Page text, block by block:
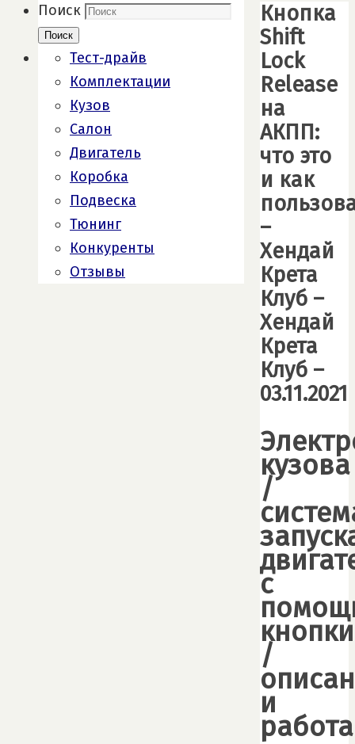
Кнопка
Shift
Lock
Release
на
АКПП:
что это
и как
–
Хендай
Крета
Клуб –
Хендай
Крета
Клуб –
03.11.2021
кузова
/
с
кнопки
/
и
работа
Поиск
Поиск
Тест-драйв
Комплектации
Кузов
Салон
Двигатель
Коробка
Подвеска
Тюнинг
Конкуренты
Отзывы